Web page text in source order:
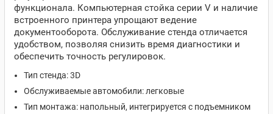
функционала. Компьютерная стойка серии V и наличие
встроенного принтера упрощают ведение
документооборота. Обслуживание стенда отличается
удобством, позволяя снизить время диагностики и
обеспечить точность регулировок.
Тип стенда: 3D
Обслуживаемые автомобили: легковые
Тип монтажа: напольный, интегрируется с подъемником